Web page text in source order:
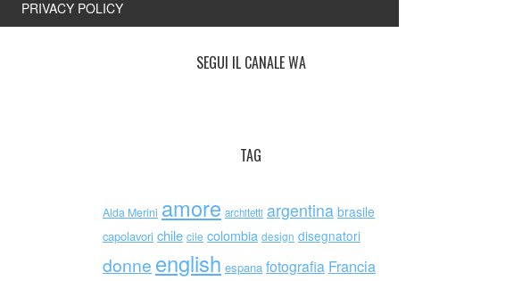
PRIVACY POLICY
SEGUI IL CANALE WA
TAG
Alda Merini amore architetti argentina brasile
capolavori chile cile colombia design disegnatori
donne english espana fotografia Francia